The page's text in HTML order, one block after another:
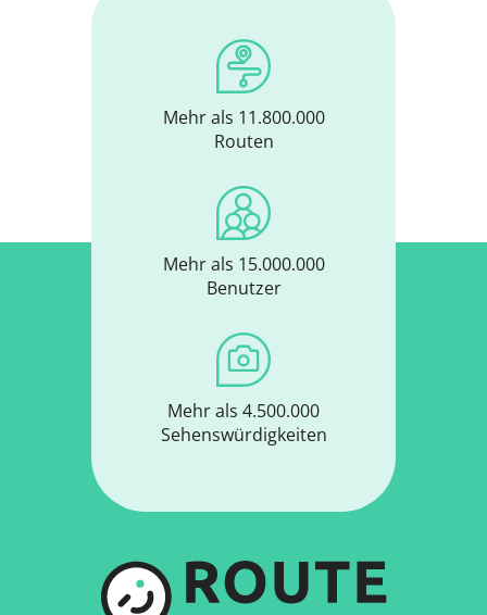
Mehr als 11.800.000
Routen
Mehr als 15.000.000
Benutzer
Mehr als 4.500.000
Sehenswürdigkeiten